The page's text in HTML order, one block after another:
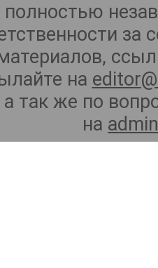
полностью
на
так же по
на